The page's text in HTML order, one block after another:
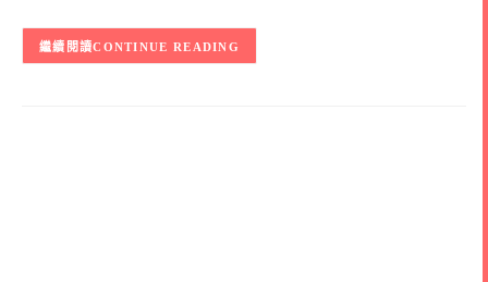
CONTINUE READING